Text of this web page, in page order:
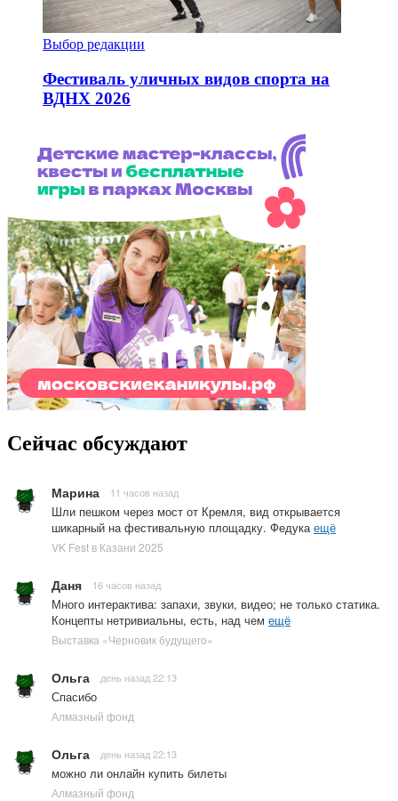
Выбор редакции
Фестиваль уличных видов спорта на
ВДНХ 2026
Сейчас обсуждают
Марина 11 часов назад
Шли пешком через мост от Кремля, вид открывается
шикарный на фестивальную площадку. Федука ещё
VK Fest в Казани 2025
Даня 16 часов назад
Много интерактива: запахи, звуки, видео; не только статика.
Концепты нетривиальны, есть, над чем ещё
Выставка «Черновик будущего»
Ольга день назад 22:13
Спасибо
Алмазный фонд
Ольга день назад 22:13
можно ли онлайн купить билеты
Алмазный фонд